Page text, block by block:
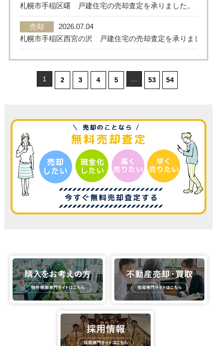
札幌市手稲区曙 戸建住宅の売却査定を承りました。
売却
2026.07.04
札幌市手稲区西宮の沢 戸建住宅の売却査定を承りました。
1 2 3 4 5 ... 53 54